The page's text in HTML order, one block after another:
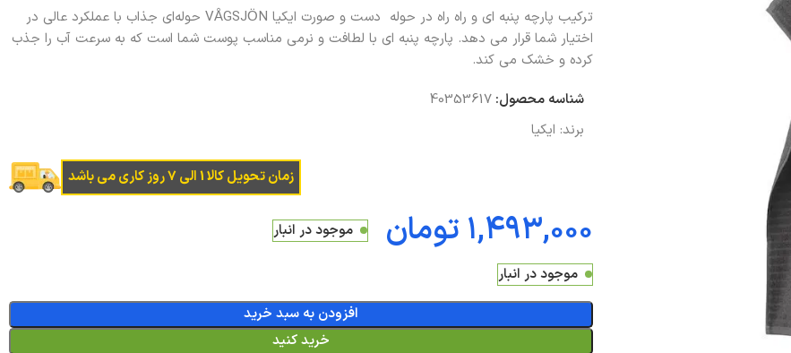
ترکیب پارچه پنبه ای و راه راه در حوله دست و صورت ایکیا VÅGSJÖN حوله‌ای جذاب با عملکرد عالی در
اختیار شما قرار می دهد. پارچه پنبه ای با لطافت و نرمی مناسب پوست شما است که به سرعت آب را جذب
کرده و خشک می کند.
شناسه محصول: 40353617
برند: ایکیا
زمان تحویل کالا 1 الی 7 روز کاری می باشد
تومان موجود در انبار
موجود در انبار
افزودن به سبد خرید
خرید کنید